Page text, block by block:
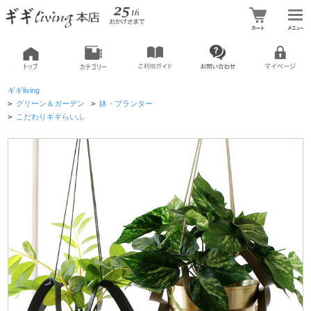
ギギliving
> グリーン＆ガーデン > 鉢・プランター
> こだわりギギらいふ